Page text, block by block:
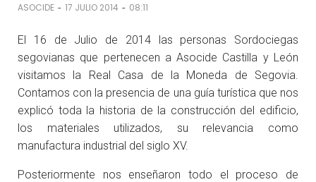
ASOCIDE - 17 JULIO 2014 - 08:11
El 16 de Julio de 2014 las personas Sordociegas
segovianas que pertenecen a Asocide Castilla y León
visitamos la Real Casa de la Moneda de Segovia.
Contamos con la presencia de una guía turística que nos
explicó toda la historia de la construcción del edificio,
los materiales utilizados, su relevancia como
manufactura industrial del siglo XV.
Posteriormente nos enseñaron todo el proceso de